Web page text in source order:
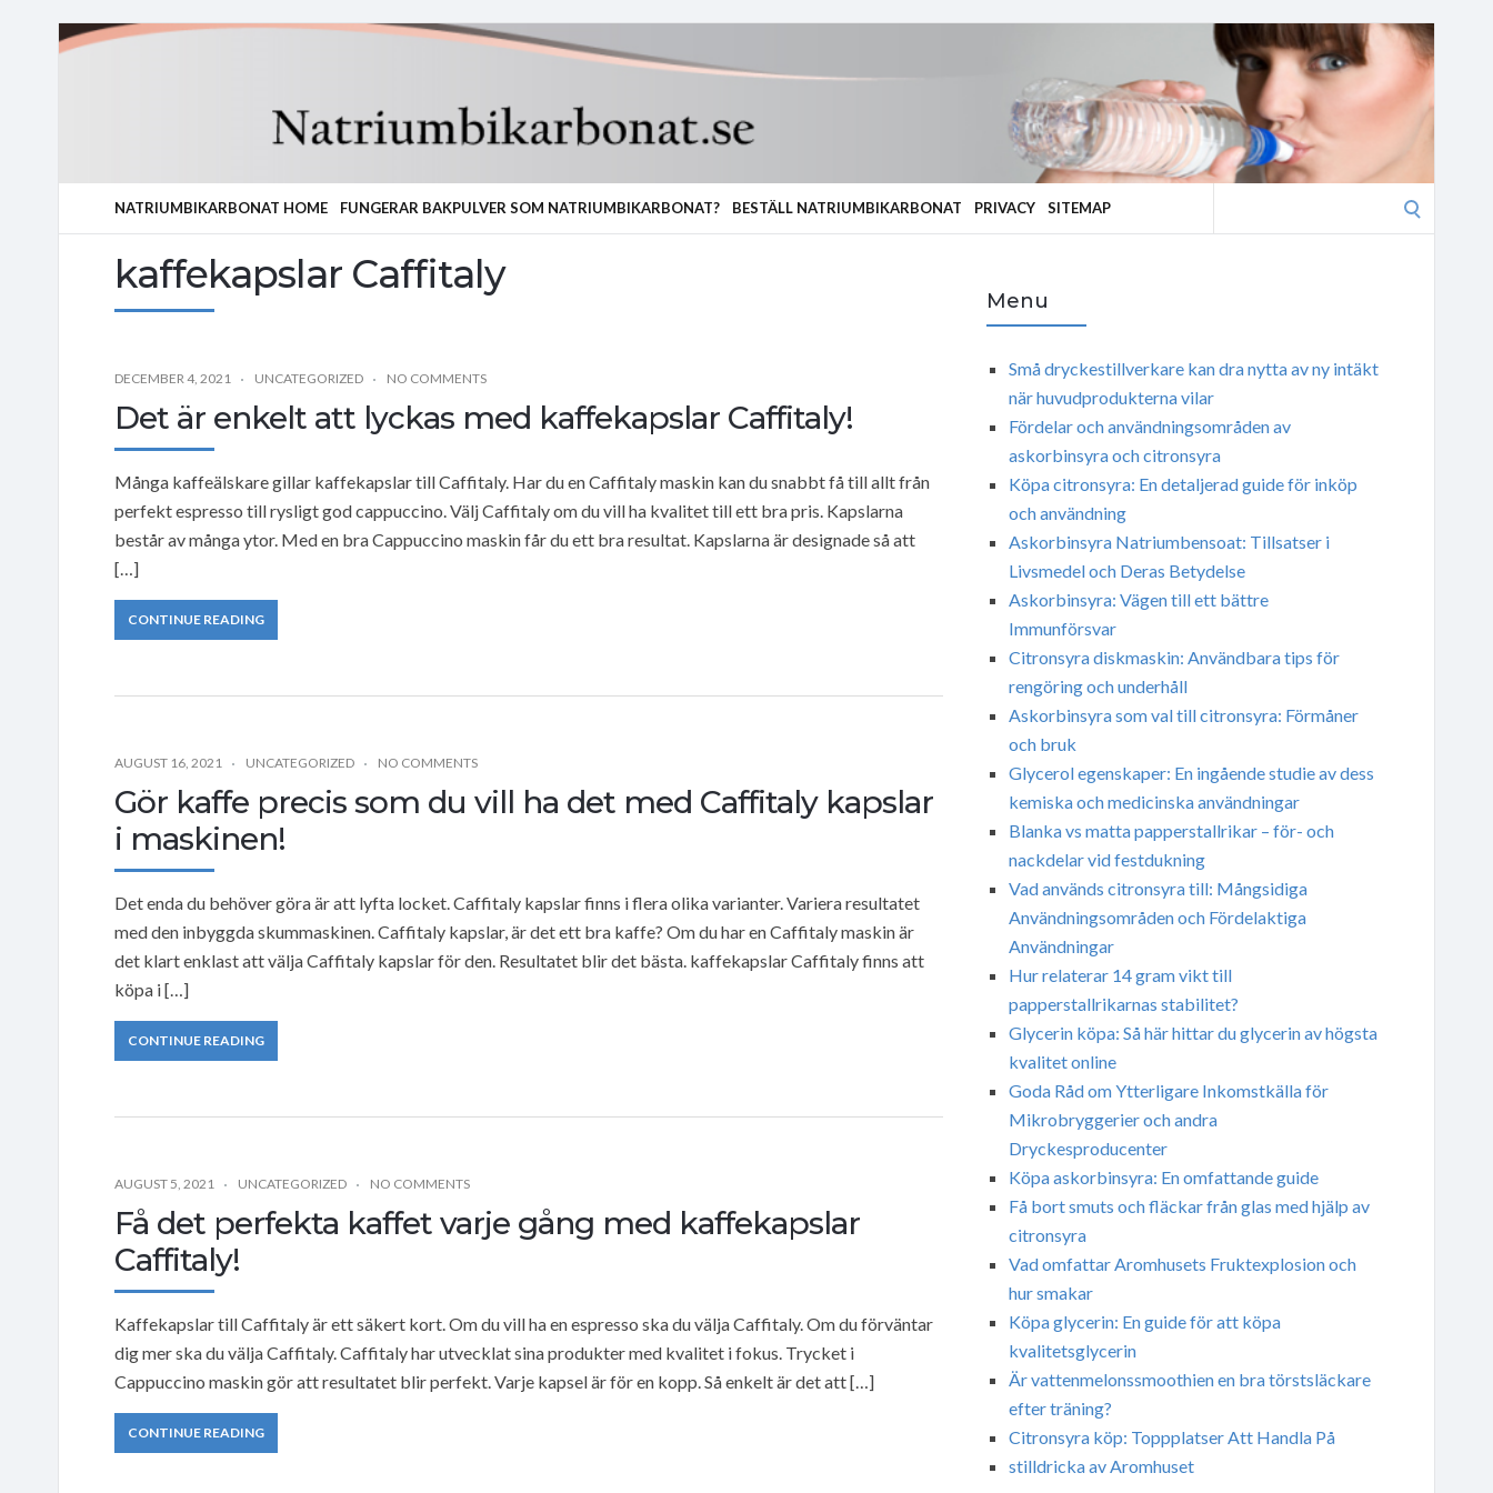
NATRIUMBIKARBONAT HOME FUNGERAR BAKPULVER SOM NATRIUMBIKARBONAT? BESTÄLL NATRIUMBIKARBONAT PRIVACY SITEMAP
kaffekapslar Caffitaly
DECEMBER 4, 2021 UNCATEGORIZED NO COMMENTS
Det är enkelt att lyckas med kaffekapslar Caffitaly!
Många kaffeälskare gillar kaffekapslar till Caffitaly. Har du en Caffitaly maskin kan du snabbt få till allt från
perfekt espresso till rysligt god cappuccino. Välj Caffitaly om du vill ha kvalitet till ett bra pris. Kapslarna
består av många ytor. Med en bra Cappuccino maskin får du ett bra resultat. Kapslarna är designade så att
[…]
CONTINUE READING
AUGUST 16, 2021 UNCATEGORIZED NO COMMENTS
Gör kaffe precis som du vill ha det med Caffitaly kapslar
i maskinen!
Det enda du behöver göra är att lyfta locket. Caffitaly kapslar finns i flera olika varianter. Variera resultatet
med den inbyggda skummaskinen. Caffitaly kapslar, är det ett bra kaffe? Om du har en Caffitaly maskin är
det klart enklast att välja Caffitaly kapslar för den. Resultatet blir det bästa. kaffekapslar Caffitaly finns att
köpa i […]
CONTINUE READING
AUGUST 5, 2021 UNCATEGORIZED NO COMMENTS
Få det perfekta kaffet varje gång med kaffekapslar
Caffitaly!
Kaffekapslar till Caffitaly är ett säkert kort. Om du vill ha en espresso ska du välja Caffitaly. Om du förväntar
dig mer ska du välja Caffitaly. Caffitaly har utvecklat sina produkter med kvalitet i fokus. Trycket i
Cappuccino maskin gör att resultatet blir perfekt. Varje kapsel är för en kopp. Så enkelt är det att […]
CONTINUE READING
Menu
Små dryckestillverkare kan dra nytta av ny intäkt
när huvudprodukterna vilar
Fördelar och användningsområden av
askorbinsyra och citronsyra
Köpa citronsyra: En detaljerad guide för inköp
och användning
Askorbinsyra Natriumbensoat: Tillsatser i
Livsmedel och Deras Betydelse
Askorbinsyra: Vägen till ett bättre
Immunförsvar
Citronsyra diskmaskin: Användbara tips för
rengöring och underhåll
Askorbinsyra som val till citronsyra: Förmåner
och bruk
Glycerol egenskaper: En ingående studie av dess
kemiska och medicinska användningar
Blanka vs matta papperstallrikar – för- och
nackdelar vid festdukning
Vad används citronsyra till: Mångsidiga
Användningsområden och Fördelaktiga
Användningar
Hur relaterar 14 gram vikt till
papperstallrikarnas stabilitet?
Glycerin köpa: Så här hittar du glycerin av högsta
kvalitet online
Goda Råd om Ytterligare Inkomstkälla för
Mikrobryggerier och andra
Dryckesproducenter
Köpa askorbinsyra: En omfattande guide
Få bort smuts och fläckar från glas med hjälp av
citronsyra
Vad omfattar Aromhusets Fruktexplosion och
hur smakar
Köpa glycerin: En guide för att köpa
kvalitetsglycerin
Är vattenmelonssmoothien en bra törstsläckare
efter träning?
Citronsyra köp: Toppplatser Att Handla På
stilldricka av Aromhuset